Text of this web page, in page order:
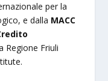
per la
e dalla MACC
Regione Friuli